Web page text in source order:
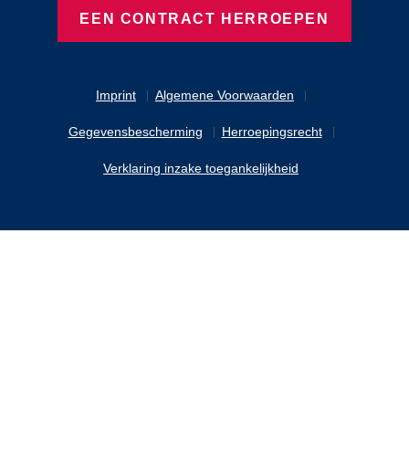
Imprint Algemene Voorwaarden
Gegevensbescherming Herroepingsrecht
Verklaring inzake toegankelijkheid
EEN CONTRACT HERROEPEN